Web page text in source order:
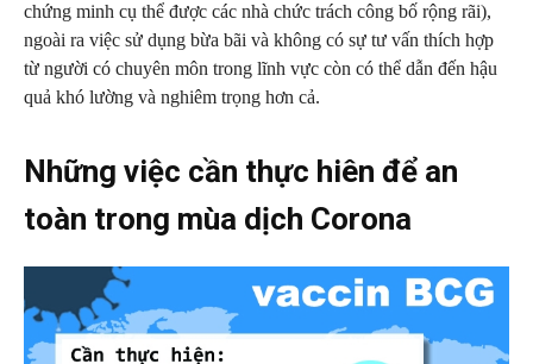
chứng minh cụ thể được các nhà chức trách công bố rộng rãi),
ngoài ra việc sử dụng bừa bãi và không có sự tư vấn thích hợp
từ người có chuyên môn trong lĩnh vực còn có thể dẫn đến hậu
quả khó lường và nghiêm trọng hơn cả.
Những việc cần thực hiên để an
toàn trong mùa dịch Corona